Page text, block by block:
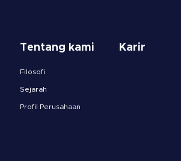
Tentang kami
Filosofi
Sejarah
Profil Perusahaan
Karir